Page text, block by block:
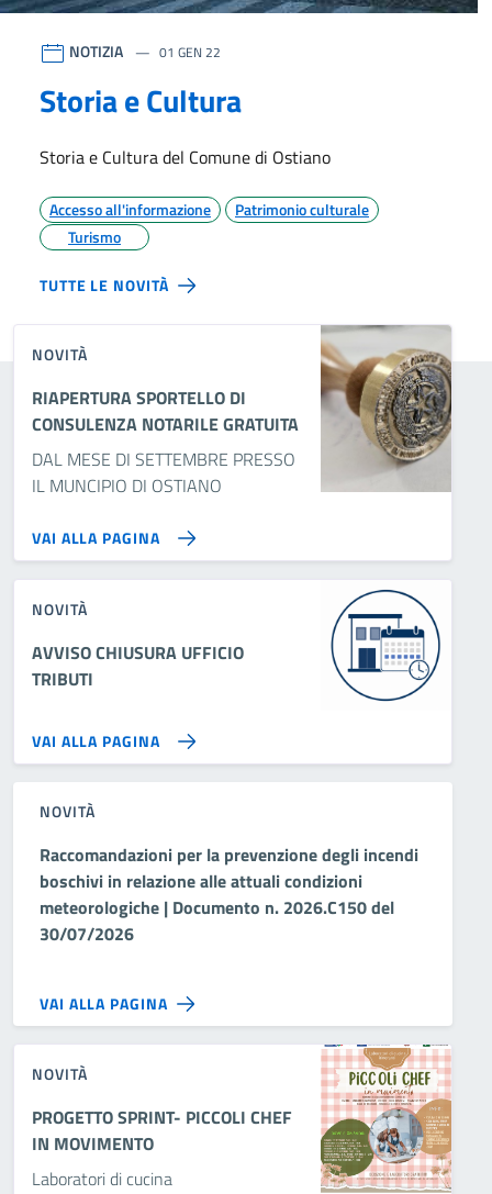
NOTIZIA 01 GEN 22
Storia e Cultura
Storia e Cultura del Comune di Ostiano
Accesso all'informazione
Patrimonio culturale
Turismo
TUTTE LE NOVITÀ
NOVITÀ
RIAPERTURA SPORTELLO DI
CONSULENZA NOTARILE GRATUITA
DAL MESE DI SETTEMBRE PRESSO
IL MUNCIPIO DI OSTIANO
VAI ALLA PAGINA
NOVITÀ
AVVISO CHIUSURA UFFICIO
TRIBUTI
VAI ALLA PAGINA
NOVITÀ
Raccomandazioni per la prevenzione degli incendi
boschivi in relazione alle attuali condizioni
meteorologiche | Documento n. 2026.C150 del
30/07/2026
VAI ALLA PAGINA
NOVITÀ
PROGETTO SPRINT- PICCOLI CHEF
IN MOVIMENTO
Laboratori di cucina